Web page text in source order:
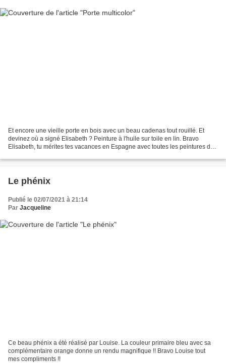
Et encore une vieille porte en bois avec un beau cadenas tout rouillé. Et
devinez où a signé Elisabeth ? Peinture à l'huile sur toile en lin. Bravo
Elisabeth, tu mérites tes vacances en Espagne avec toutes les peintures de
Le phénix
Publié le 02/07/2021 à 21:14
Par Jacqueline
Ce beau phénix a été réalisé par Louise. La couleur primaire bleu avec sa
complémentaire orange donne un rendu magnifique !! Bravo Louise tout
mes compliments !!